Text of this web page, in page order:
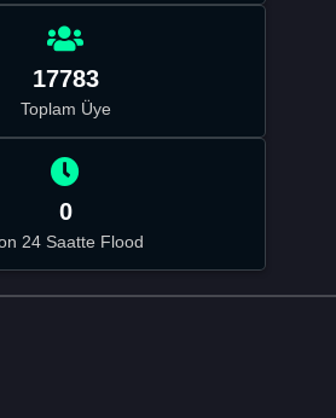
17783
Toplam Üye
0
24 Saatte Flood